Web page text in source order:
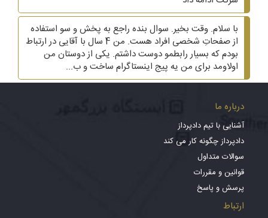
با سلام. وقت بخیر. سوال بنده راجع به پخش و سو استفاده
از صفحاتِ شخصی افراد هست. من 4 سال با آقایی در ارتباط
بودم که بسیار رابطمو دوست داشتم. یکی از دوستان من
اولاومد برای من یه پیج اینستاگرام ساخت و ب...
درباره ما
آشنایی با تیم دادپرداز
دادپرداز چگونه کار می کند
سوالات متداول
قوانین و مقررات
پرسش و پاسخ
ارتباط